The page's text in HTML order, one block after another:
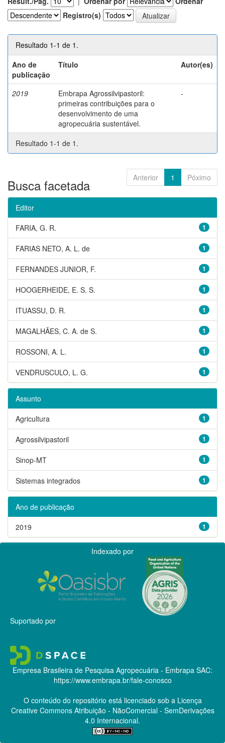
Registro(s)
Resultado 1-1 de 1.
Ano de
publicação
Título Autor(es)
2019
Embrapa Agrossilvipastoril:
primeiras contribuições para o
desenvolvimento de uma
agropecuária sustentável.
-
Resultado 1-1 de 1.
Anterior 1 Póximo
Busca facetada
Editor
1
FARIA, G. R.
1
FARIAS NETO, A. L. de
1
FERNANDES JUNIOR, F.
1
HOOGERHEIDE, E. S. S.
1
ITUASSU, D. R.
1
MAGALHÃES, C. A. de S.
1
ROSSONI, A. L.
1
VENDRUSCULO, L. G.
Assunto
1
Agricultura
1
Agrossilvipastoril
1
Sinop-MT
1
Sistemas integrados
Ano de publicação
1
2019
Indexado por
Suportado por
Empresa Brasileira de Pesquisa Agropecuária - Embrapa SAC:
https://www.embrapa.br/fale-conosco
O conteúdo do repositório está licenciado sob a Licença
Creative CommonsAtribuição - NãoComercial - SemDerivações
4.0 Internacional.